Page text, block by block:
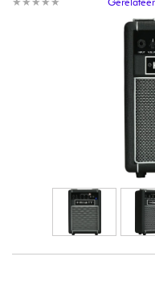
Toetsenbord &
Synths & samplers
Microfoon